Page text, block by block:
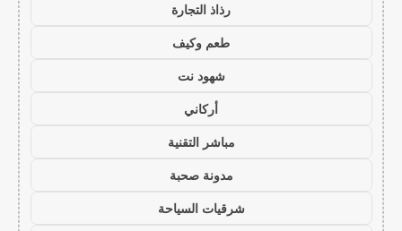
رذاذ التجارة
طعم وكيف
شهود نت
أركاني
مباشر التقنية
مدونة صحبة
شرقيات السياحة